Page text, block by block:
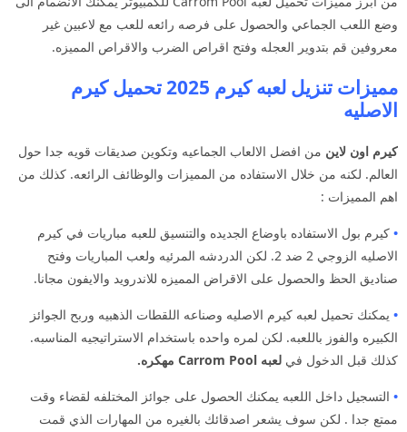
وضع اللعب الجماعي والحصول على فرصه رائعه للعب مع لاعبين غير
معروفين قم بتدوير العجله وفتح اقراص الضرب والاقراص المميزه.
مميزات تنزيل لعبه كيرم 2025 تحميل كيرم
الاصليه
كيرم اون لاين من افضل الالعاب الجماعيه وتكوين صديقات قويه جدا حول
العالم. لكنه من خلال الاستفاده من المميزات والوظائف الرائعه. كذلك من
اهم المميزات :
• كيرم بول الاستفاده باوضاع الجديده والتنسيق للعبه مباريات في كيرم
الاصليه الزوجي 2 ضد 2. لكن الدردشه المرئيه ولعب المباريات وفتح
صناديق الحظ والحصول على الاقراض المميزه للاندرويد والايفون مجانا.
• يمكنك تحميل لعبه كيرم الاصليه وصناعه اللقطات الذهبيه وربح الجوائز
الكبيره والفوز باللعبه. لكن لمره واحده باستخدام الاستراتيجيه المناسبه.
كذلك قبل الدخول في لعبه Carrom Pool مهكره.
• التسجيل داخل اللعبه يمكنك الحصول على جوائز المختلفه لقضاء وقت
ممتع جدا . لكن سوف يشعر اصدقائك بالغيره من المهارات الذي قمت